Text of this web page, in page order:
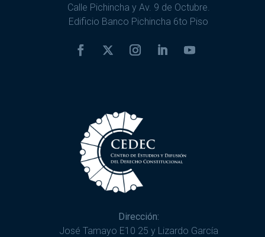
Calle Pichincha y Av. 9 de Octubre.
Edificio Banco Pichincha 6to Piso
Dirección:
José Tamayo E10 25 y Lizardo García